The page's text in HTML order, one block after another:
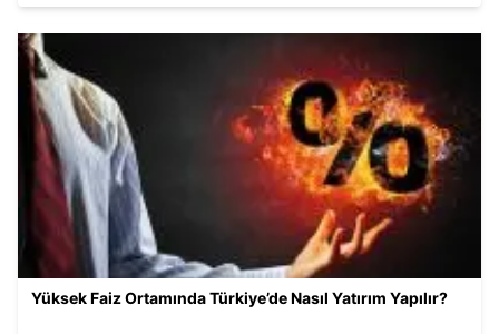
Yüksek Faiz Ortamında Türkiye’de Nasıl Yatırım Yapılır?